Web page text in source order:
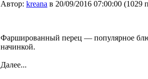
Автор: kreana в 20/09/2016 07:00:00 (1029
Фаршированный перец — популярное
начинкой.
Далее...